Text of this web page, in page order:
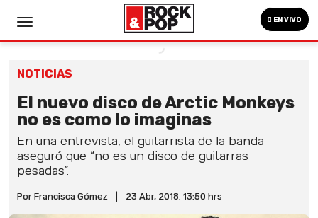
EN VIVO
NOTICIAS
El nuevo disco de Arctic Monkeys
no es como lo imaginas
En una entrevista, el guitarrista de la banda
aseguró que “no es un disco de guitarras
pesadas”.
Por Francisca Gómez 23 Abr, 2018. 13:50 hrs